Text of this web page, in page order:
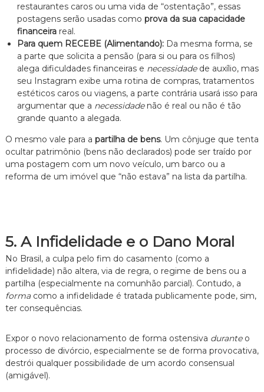
restaurantes caros ou uma vida de “ostentação”, essas
postagens serão usadas como prova da sua capacidade
financeirareal.
Para quem RECEBE (Alimentando):Da mesma forma, se
a parte que solicita a pensão (para si ou para os filhos)
alega dificuldades financeiras e necessidadede auxílio, mas
seu Instagram exibe uma rotina de compras, tratamentos
estéticos caros ou viagens, a parte contrária usará isso para
argumentar que a necessidadenão é real ou não é tão
grande quanto a alegada.
O mesmo vale para a partilha de bens. Um cônjuge que tenta
ocultar patrimônio (bens não declarados) pode ser traído por
uma postagem com um novo veículo, um barco ou a
reforma de um imóvel que “não estava” na lista da partilha.
5. A Infidelidade e o Dano Moral
No Brasil, a culpa pelo fim do casamento (como a
infidelidade) não altera, via de regra, o regime de bens ou a
partilha (especialmente na comunhão parcial). Contudo, a
formacomo a infidelidade é tratada publicamente pode, sim,
ter consequências.
Expor o novo relacionamento de forma ostensiva duranteo
processo de divórcio, especialmente se de forma provocativa,
destrói qualquer possibilidade de um acordo consensual
(amigável).